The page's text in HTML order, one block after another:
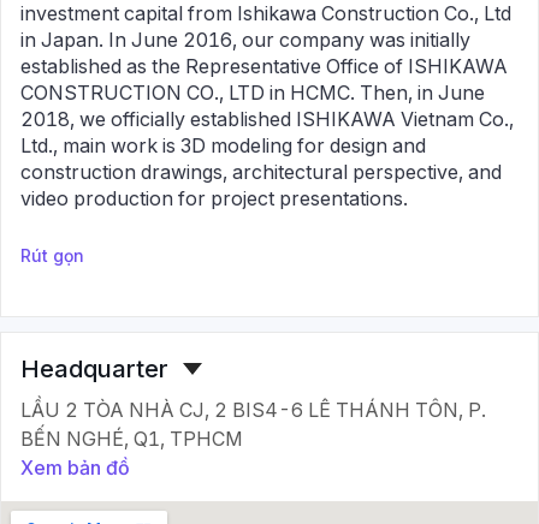
investment capital from Ishikawa Construction Co., Ltd
in Japan. In June 2016, our company was initially
established as the Representative Office of ISHIKAWA
CONSTRUCTION CO., LTD in HCMC. Then, in June
2018, we officially established ISHIKAWA Vietnam Co.,
Ltd., main work is 3D modeling for design and
construction drawings, architectural perspective, and
video production for project presentations.
Rút gọn
Headquarter
LẦU 2 TÒA NHÀ CJ, 2 BIS4-6 LÊ THÁNH TÔN, P.
BẾN NGHÉ, Q1, TPHCM
Xem bản đồ